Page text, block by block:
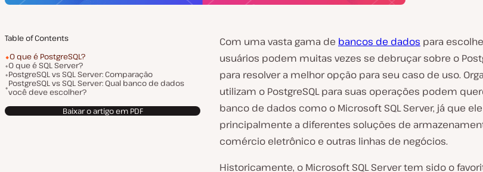
Table of Contents
O que é PostgreSQL?
O que é SQL Server?
PostgreSQL vs SQL Server: Comparação
PostgreSQL vs SQL Server: Qual banco de dados
você deve escolher?
Baixar o artigo em PDF
Com uma vasta gama de bancos de dados para
usuários podem muitas vezes se debruçar sobre o
para resolver a melhor opção para seu caso de uso.
utilizam o PostgreSQL para suas operações podem
banco de dados como o Microsoft SQL Server, já que
principalmente a diferentes soluções de
comércio eletrônico e outras linhas de negócios.
Historicamente, o Microsoft SQL Server tem sido o